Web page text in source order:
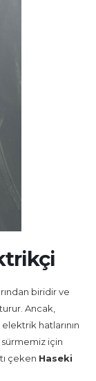
biridir ve
Ancak,
hatlarının
için
çeken Haseki